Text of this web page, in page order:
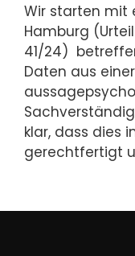
Wir starten mit
Hamburg (Urteil
41/24)
Daten aus
klar, dass dies
gerechtfertigt